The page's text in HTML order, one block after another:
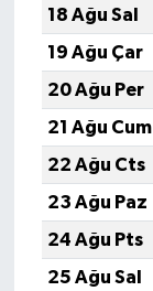
18 Ağu Sal
19 Ağu Çar
20 Ağu Per
21 Ağu Cum
22 Ağu Cts
23 Ağu Paz
24 Ağu Pts
25 Ağu Sal